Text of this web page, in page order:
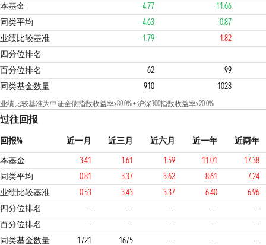
本基金
-4.77
-11.66
同类平均
-4.63
-0.87
业绩比较基准
-1.79
1.82
四分位排名
3 4 4
百分位排名 62
99
同类基金数量
910 1028
业绩比较基准为中证全债指数收益率x80.0% + 沪深300指数收益率x20.0%
过往回报
回报% 近一月 近三月 近六月 近一年
近两年
本基金
3.41 1.61 1.59 11.01
17.38
同类平均
0.81 3.37 3.62 8.61
7.24
业绩比较基准
0.53 3.43 3.37 6.40
6.96
四分位排名
— — — —
—
百分位排名
— — — —
—
同类基金数量
1721 1675 — — —